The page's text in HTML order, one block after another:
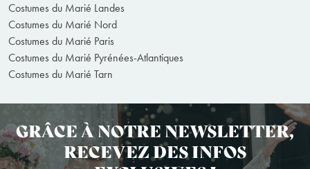
Costumes du Marié Landes
Costumes du Marié Nord
Costumes du Marié Paris
Costumes du Marié Pyrénées-Atlantiques
Costumes du Marié Tarn
GRÂCE À NOTRE NEWSLETTER,
RECEVEZ DES INFOS